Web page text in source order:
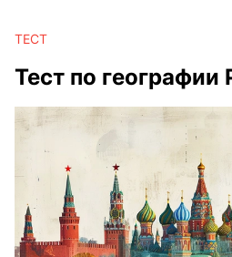
ТЕСТ
Тест по географии